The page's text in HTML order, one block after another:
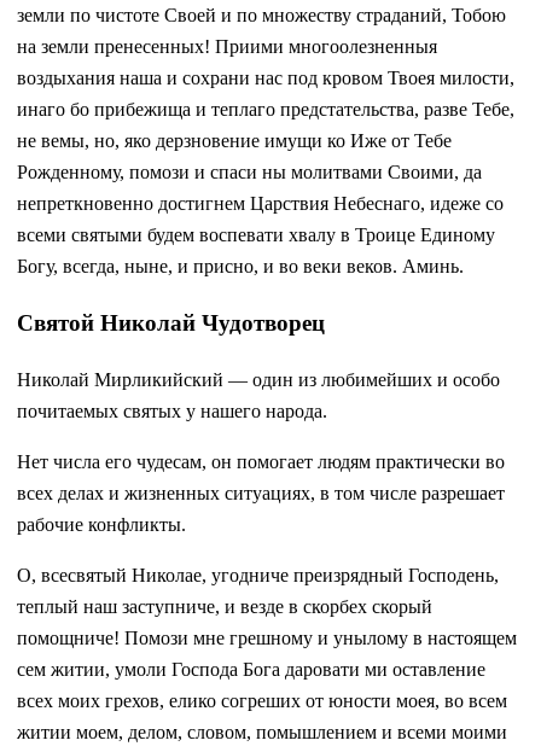
земли по чистоте Своей и по множеству страданий, Тобою
на земли пренесенных! Приими многоолезненныя
воздыхания наша и сохрани нас под кровом Твоея милости,
инаго бо прибежища и теплаго предстательства, разве Тебе,
не вемы, но, яко дерзновение имущи ко Иже от Тебе
Рожденному, помози и спаси ны молитвами Своими, да
непреткновенно достигнем Царствия Небеснаго, идеже со
всеми святыми будем воспевати хвалу в Троице Единому
Богу, всегда, ныне, и присно, и во веки веков. Аминь.
Святой Николай Чудотворец
Николай Мирликийский — один из любимейших и особо
почитаемых святых у нашего народа.
Нет числа его чудесам, он помогает людям практически во
всех делах и жизненных ситуациях, в том числе разрешает
рабочие конфликты.
О, всесвятый Николае, угодниче преизрядный Господень,
теплый наш заступниче, и везде в скорбех скорый
помощниче! Помози мне грешному и унылому в настоящем
сем житии, умоли Господа Бога даровати ми оставление
всех моих грехов, елико согреших от юности моея, во всем
житии моем, делом, словом, помышлением и всеми моими